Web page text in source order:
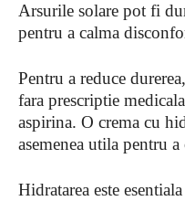
Arsurile solare pot fi
pentru a calma
Pentru a reduce
fara prescriptie
aspirina. O crema cu
asemenea utila pentru
Hidratarea este